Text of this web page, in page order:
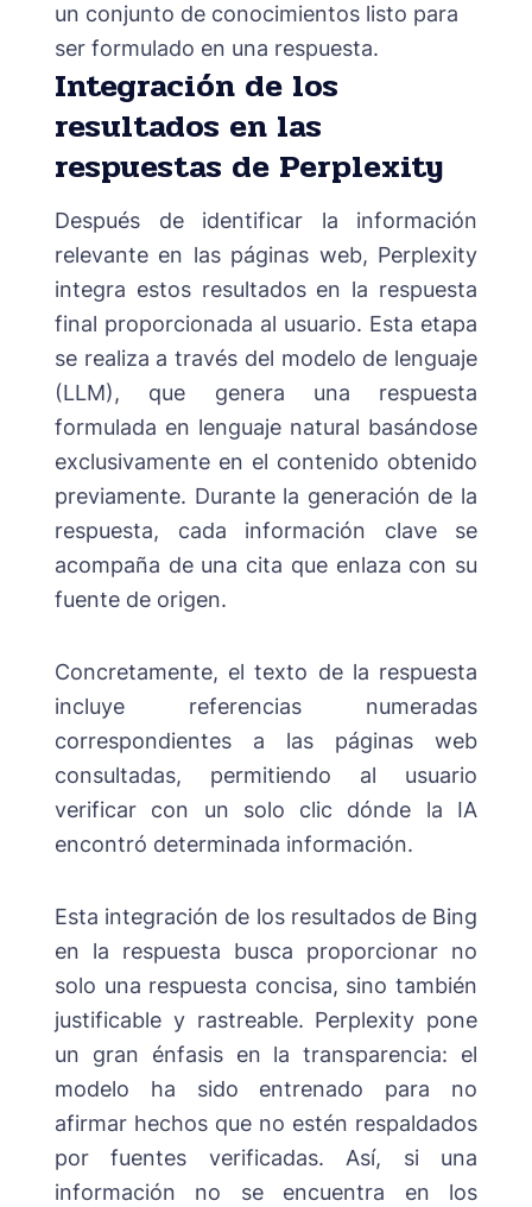
un conjunto de conocimientos listo para
ser formulado en una respuesta.
Integración de los
resultados en las
respuestas de Perplexity
Después de identificar la información
relevante en las páginas web, Perplexity
integra estos resultados en la respuesta
final proporcionada al usuario. Esta etapa
se realiza a través del modelo de lenguaje
(LLM), que genera una respuesta
formulada en lenguaje natural basándose
exclusivamente en el contenido obtenido
previamente. Durante la generación de la
respuesta, cada información clave se
acompaña de una cita que enlaza con su
fuente de origen.
Concretamente, el texto de la respuesta
incluye referencias numeradas
correspondientes a las páginas web
consultadas, permitiendo al usuario
verificar con un solo clic dónde la IA
encontró determinada información.
Esta integración de los resultados de Bing
en la respuesta busca proporcionar no
solo una respuesta concisa, sino también
justificable y rastreable. Perplexity pone
un gran énfasis en la transparencia: el
modelo ha sido entrenado para no
afirmar hechos que no estén respaldados
por fuentes verificadas. Así, si una
información no se encuentra en los